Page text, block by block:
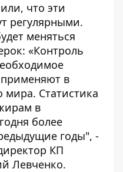
что эти
регулярными.
меняться
«Контроль
в
мира. Статистика
в
более
годы", -
КП
Левченко.